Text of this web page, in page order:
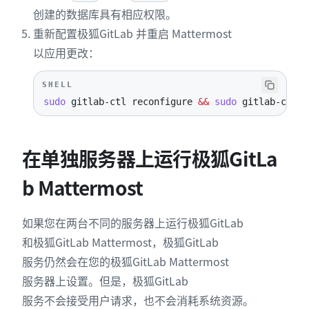
创建的数据库具有相应权限。
重新配置极狐GitLab 并重启 Mattermost
以应用更改：
SHELL
sudo gitlab-ctl reconfigure && sudo gitlab-ctl
在单独服务器上运行极狐GitLa
b Mattermost
如果您在两台不同的服务器上运行极狐GitLab
和极狐GitLab Mattermost，极狐GitLab
服务仍然会在您的极狐GitLab Mattermost
服务器上设置。但是，极狐GitLab
服务不会接受用户请求，也不会消耗系统资源。